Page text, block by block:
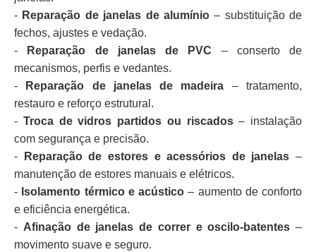
- Reparação de janelas de alumínio– substituição de
fechos, ajustes e vedação.
-
Reparação de janelas de PVC – conserto de
mecanismos, perfis e vedantes.
-
Reparação de janelas de madeira – tratamento,
restauro e reforço estrutural.
- Troca de vidros partidos ou riscados– instalação
com segurança e precisão.
-
Reparação de estores e acessórios de janelas –
manutenção de estores manuais e elétricos.
- Isolamento térmico e acústico – aumento de conforto
e eficiência energética.
- Afinação de janelas de correr e oscilo-batentes –
movimento suave e seguro.